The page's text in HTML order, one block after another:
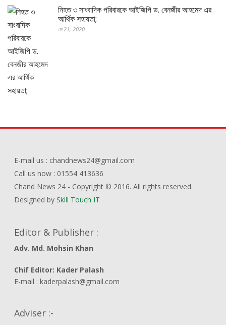
নিহত ৩ সাংবাদিক পরিবারকে আইজিপি ড. বেনজীর আহমেদ এর
আর্থিক সহায়তা;
মে 21, 2020
E-mail us : chandnews24@gmail.com
Call us now : 01554 413636
Chand News 24 - Copyright © 2016. All rights reserved.
Designed bySkill Touch IT
Editor & Publisher :
Adv. Md. Mohsin Khan
Chif Editor: Kader Palash
E-mail : kaderpalash@gmail.com
Adviser :-